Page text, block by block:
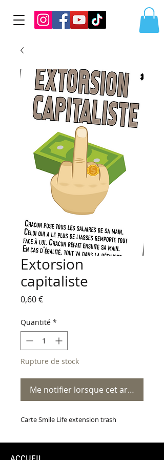
Extorsion
capitaliste
0,60 €Prix
Quantité *
Rupture de stock
Me notifier lorsque cet article est
Carte Smile Life extension trash